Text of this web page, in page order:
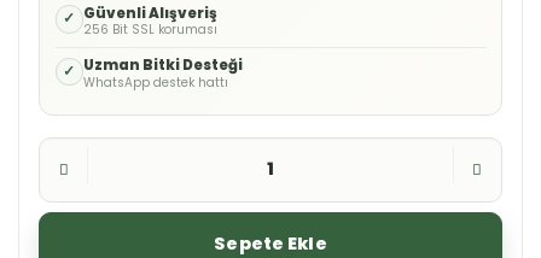
✓ Güvenli Alışveriş
256 Bit SSL koruması
✓ Uzman Bitki Desteği
WhatsApp destek hattı
Sepete Ekle